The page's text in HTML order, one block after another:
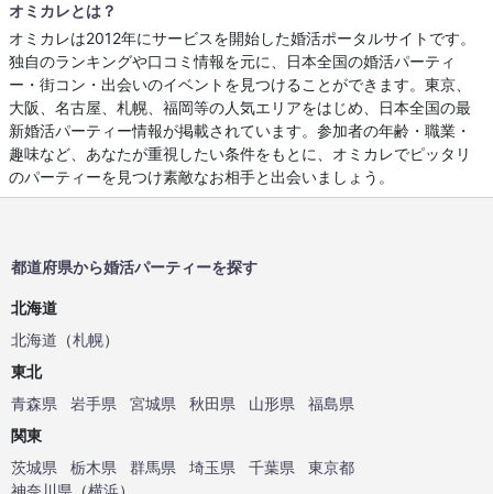
オミカレとは？
オミカレは2012年にサービスを開始した婚活ポータルサイトです。
独自のランキングや口コミ情報を元に、日本全国の婚活パーティ
ー・街コン・出会いのイベントを見つけることができます。東京、
大阪、名古屋、札幌、福岡等の人気エリアをはじめ、日本全国の最
新婚活パーティー情報が掲載されています。参加者の年齢・職業・
趣味など、あなたが重視したい条件をもとに、オミカレでピッタリ
のパーティーを見つけ素敵なお相手と出会いましょう。
都道府県から婚活パーティーを探す
北海道
北海道 （札幌）
東北
青森県
岩手県 宮城県 秋田県 山形県
福島県
関東
茨城県
栃木県 群馬県 埼玉県 千葉県
東京都